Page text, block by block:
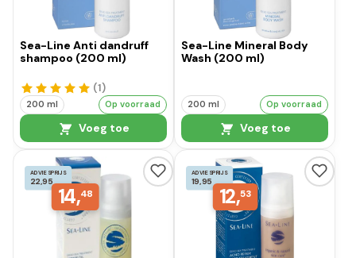
Sea-Line Anti dandruff
shampoo (200 ml)
(1)
200 ml Op voorraad
Voeg toe
Sea-Line Mineral Body
Wash (200 ml)
200 ml Op voorraad
Voeg toe
ADVIESPRIJS
22,95
14,48
ADVIESPRIJS
19,95
12,53